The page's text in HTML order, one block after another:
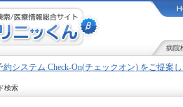
病院
約システム Check-On(チェックオン) をご提案
検索